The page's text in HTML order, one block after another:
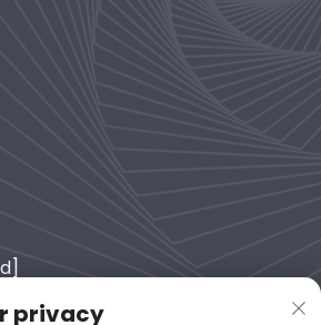
iluminação e purificação
soluções orientadas
Yanping, Fujia
privacy